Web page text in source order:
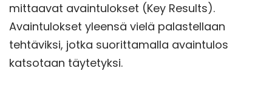
mittaavat avaintulokset (Key Results).
Avaintulokset yleensä vielä palastellaan
tehtäviksi, jotka suorittamalla avaintulos
katsotaan täytetyksi.